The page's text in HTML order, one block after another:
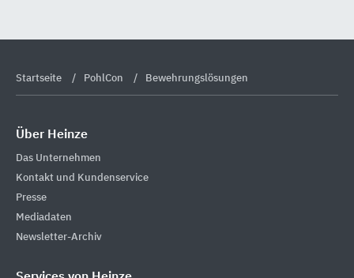
Startseite PohlCon Bewehrungslösungen
Über Heinze
Das Unternehmen
Kontakt und Kundenservice
Presse
Mediadaten
Newsletter-Archiv